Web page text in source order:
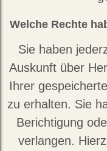
Welche Rechte
Sie haben
Auskunft über
Ihrer
zu erhalten. Sie
Berichtigung
verlangen.